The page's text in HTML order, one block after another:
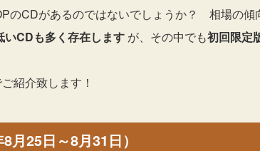
のCDがあるのではないでしょうか？ 相場の傾
CDも多く存在します が、その中でも初回限定
紹介致します！
25日～8月31日）